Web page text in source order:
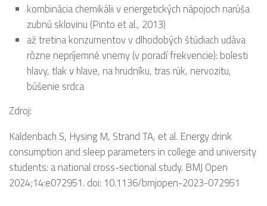
kombinácia chemikálii v energetických nápojoch narúša
zubnú sklovinu (Pinto et al., 2013)
až tretina konzumentov v dlhodobých štúdiach udáva
rôzne nepríjemné vnemy (v poradí frekvencie): bolesti
hlavy, tlak v hlave, na hrudníku, tras rúk, nervozitu,
búšenie srdca
Zdroj:
Kaldenbach S, Hysing M, Strand TA, et al. Energy drink
consumption and sleep parameters in college and university
students: a national cross-sectional study. BMJ Open
2024;14:e072951. doi: 10.1136/bmjopen-2023-072951